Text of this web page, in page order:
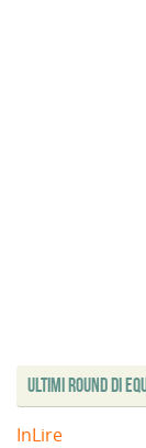
Ultimi Round di
InLire